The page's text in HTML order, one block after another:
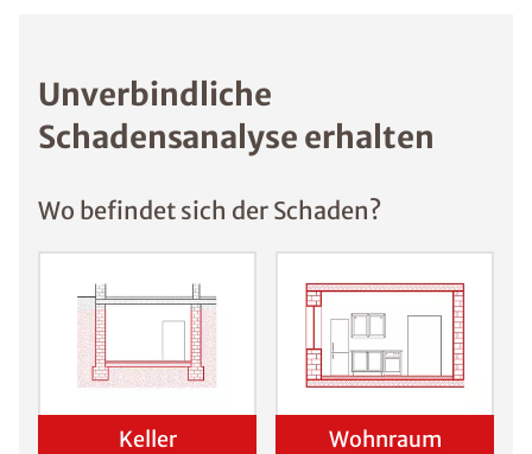
Unverbindliche
Schadensanalyse erhalten
Wo befindet sich der Schaden?
Keller Wohnraum